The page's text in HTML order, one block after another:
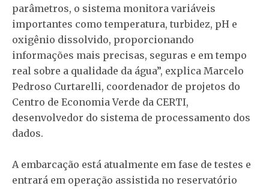
parâmetros, o sistema monitora variáveis
importantes como temperatura, turbidez, pH e
oxigênio dissolvido, proporcionando
informações mais precisas, seguras e em tempo
real sobre a qualidade da água”, explica Marcelo
Pedroso Curtarelli, coordenador de projetos do
Centro de Economia Verde da CERTI,
desenvolvedor do sistema de processamento dos
dados.
A embarcação está atualmente em fase de testes e
entrará em operação assistida no reservatório